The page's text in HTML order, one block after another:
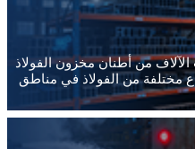
من أطنان مخزون الفولاذ
مختلفة من الفولاذ في مناطق